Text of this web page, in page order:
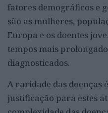
fatores demográficos e
são as mulheres,
Europa e os doentes
tempos mais
diagnosticados.
A raridade das doenças
justificação para estes